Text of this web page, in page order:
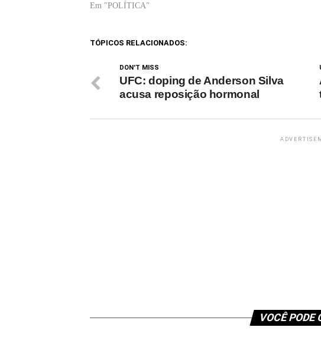
Em "POLÍTICA"
TÓPICOS RELACIONADOS:
DON'T MISS
UFC: doping de Anderson Silva
acusa reposição hormonal
VOCÊ PODE